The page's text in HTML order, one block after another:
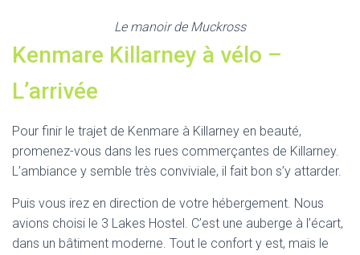
Le manoir de Muckross
Kenmare Killarney à vélo –
L’arrivée
Pour finir le trajet de Kenmare à Killarney en beauté,
promenez-vous dans les rues commerçantes de Killarney.
L’ambiance y semble très conviviale, il fait bon s’y attarder.
Puis vous irez en direction de votre hébergement. Nous
avions choisi le 3 Lakes Hostel. C’est une auberge à l’écart,
dans un bâtiment moderne. Tout le confort y est, mais le